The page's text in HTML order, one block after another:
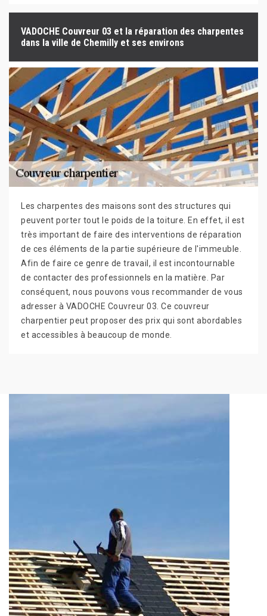
VADOCHE Couvreur 03 et la réparation des charpentes
dans la ville de Chemilly et ses environs
Les charpentes des maisons sont des structures qui
peuvent porter tout le poids de la toiture. En effet, il est
très important de faire des interventions de réparation
de ces éléments de la partie supérieure de l'immeuble.
Afin de faire ce genre de travail, il est incontournable
de contacter des professionnels en la matière. Par
conséquent, nous pouvons vous recommander de vous
adresser à VADOCHE Couvreur 03. Ce couvreur
charpentier peut proposer des prix qui sont abordables
et accessibles à beaucoup de monde.